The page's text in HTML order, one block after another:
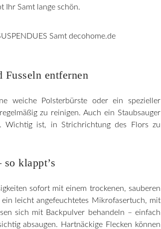
Ihr Samt lange schön.
Fusseln entfernen
weiche Polsterbürste oder ein spezieller
zu reinigen. Auch ein Staubsauger
Wichtig ist, in Strichrichtung des Flors zu
klappt’s
sofort mit einem trockenen, sauberen
leicht angefeuchtetes Mikrofasertuch, mit
sich mit Backpulver behandeln – einfach
absaugen. Hartnäckige Flecken können